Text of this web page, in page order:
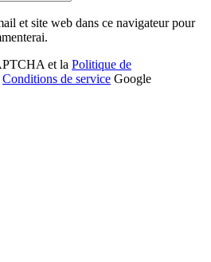
et site web dans ce navigateur pour
et la Politique de
Conditions de service Google